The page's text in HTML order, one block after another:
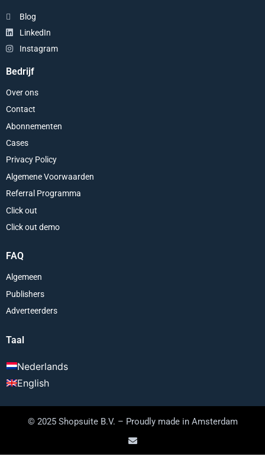
Blog
LinkedIn
Instagram
Bedrijf
Over ons
Contact
Abonnementen
Cases
Privacy Policy
Algemene Voorwaarden
Referral Programma
Click out
Click out demo
FAQ
Algemeen
Publishers
Adverteerders
Taal
Nederlands
English
© 2025 Shopsuite B.V. – Proudly made in Amsterdam